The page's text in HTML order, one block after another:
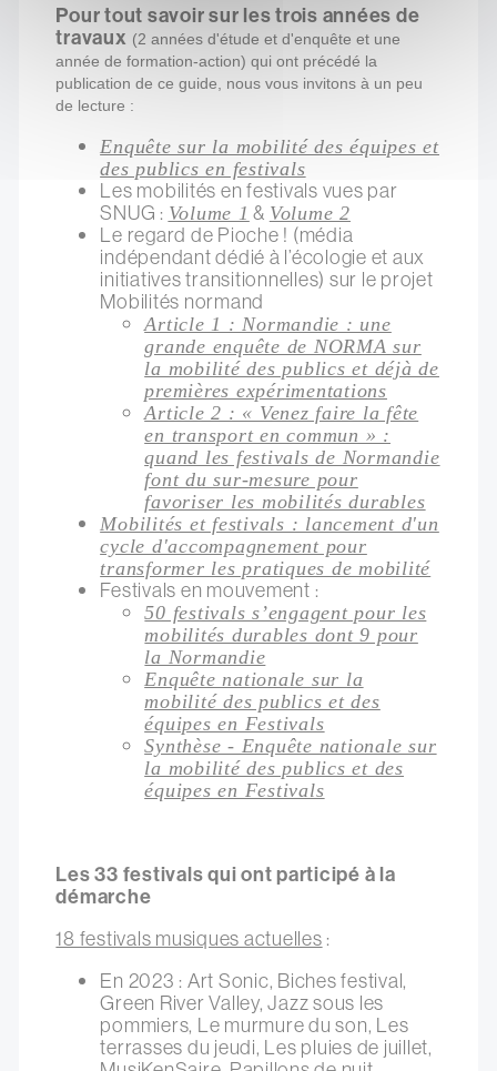
Pour tout savoir sur les trois années de
travaux (2 années d'étude et d'enquête et une
année de formation-action) qui ont précédé la
publication de ce guide, nous vous invitons à un peu
de lecture :
Enquête sur la mobilité des équipes et
des publics en festivals
Les mobilités en festivals vues par
SNUG : Volume 1 & Volume 2
Le regard de Pioche ! (média
indépendant dédié à l’écologie et aux
initiatives transitionnelles) sur le projet
Mobilités normand
Article 1 : Normandie : une
grande enquête de NORMA sur
la mobilité des publics et déjà de
premières expérimentations
Article 2 : « Venez faire la fête
en transport en commun » :
quand les festivals de Normandie
font du sur-mesure pour
favoriser les mobilités durables
Mobilités et festivals : lancement d'un
cycle d'accompagnement pour
transformer les pratiques de mobilité
Festivals en mouvement :
50 festivals s’engagent pour les
mobilités durables dont 9 pour
la Normandie
Enquête nationale sur la
mobilité des publics et des
équipes en Festivals
Synthèse - Enquête nationale sur
la mobilité des publics et des
équipes en Festivals
Les 33 festivals qui ont participé à la
démarche
18 festivals musiques actuelles :
En 2023 : Art Sonic, Biches festival,
Green River Valley, Jazz sous les
pommiers, Le murmure du son, Les
terrasses du jeudi, Les pluies de juillet,